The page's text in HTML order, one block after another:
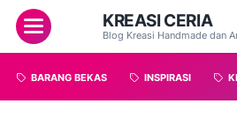
KREASI CERIA
Blog Kreasi Handmade dan
BARANG BEKAS INSPIRASI